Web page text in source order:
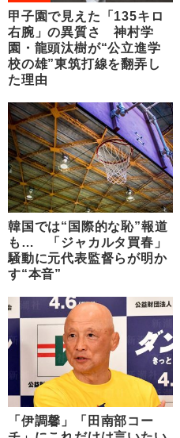
甲子園で見えた「135キロ
右腕」の異質さ 神村学
園・龍頭汰樹が“公立進学
校の雄”東筑打線を翻弄し
た理由
韓国では“国際的な恥”報道
も… 「ジャカルタ買春」
騒動に元代表監督らが明か
す“本音”
「伊調馨」「田南部コー